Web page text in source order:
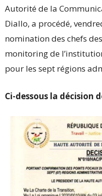
Autorité de la
Diallo, a procédé,
nomination des chefs
monitoring de
pour les sept régions
Ci-dessous la décision